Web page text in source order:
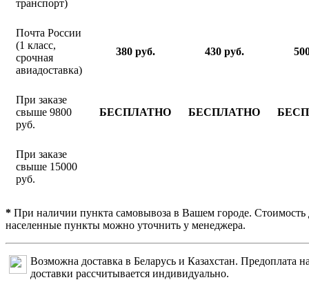
транспорт)
Почта России
(1 класс,
срочная
авиадоставка)
380 руб. 430 руб.
При заказе
свыше 9800
руб.
БЕСПЛАТНО БЕСПЛАТНО
При заказе
свыше 15000
руб.
* При наличии пункта самовывоза в Вашем городе. Стоимость
населенные пункты можно уточнить у менеджера.
Возможна доставка в Беларусь и Казахстан. Предоплата
доставки рассчитывается индивидуально.